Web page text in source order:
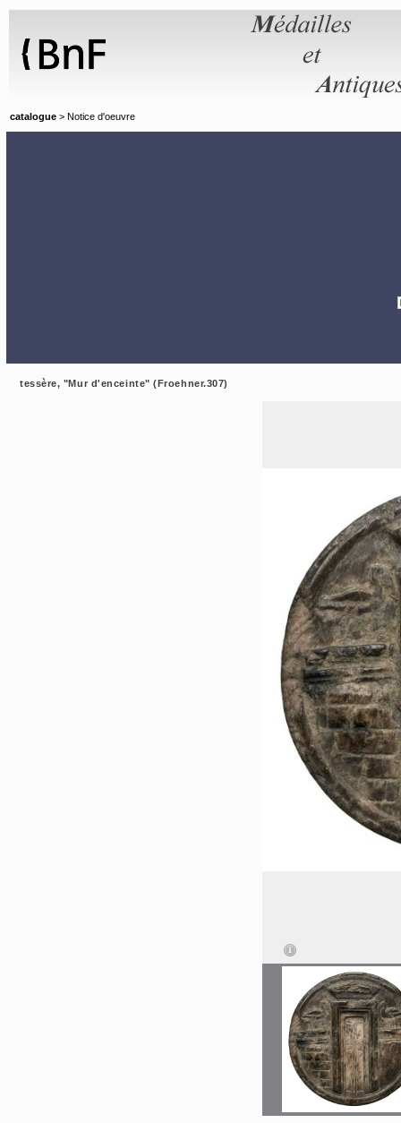
catalogue > Notice d'oeuvre
tessère, "Mur d'enceinte" (Froehner.307)